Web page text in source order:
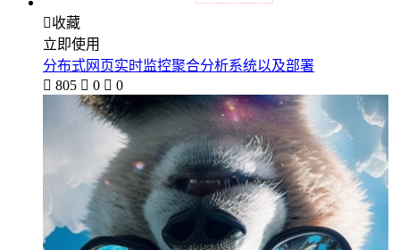
收藏
立即使用
分布式网页实时监控聚合分析系统以及部署
 805  0  0